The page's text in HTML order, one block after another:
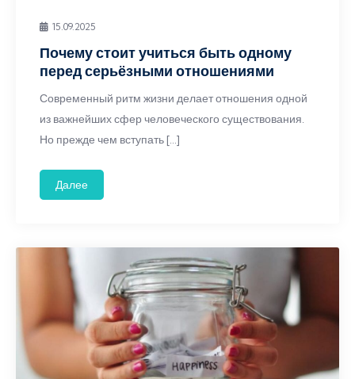
15.09.2025
Почему стоит учиться быть одному
перед серьёзными отношениями
Современный ритм жизни делает отношения одной
из важнейших сфер человеческого существования.
Но прежде чем вступать […]
Далее